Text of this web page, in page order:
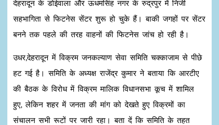
देहरादून के डोईवाला और ऊधमसिंह नगर के रुद्रपुर में निजी
सहभागिता से फिटनेस सेंटर शुरू हो चुके हैं। बाकी जगहों पर सेंटर
बनने तक पहले की तरह वाहनों की फिटनेस जांच हो रही है।
उधर,देहरादून में विक्रम जनकल्याण सेवा समिति चक्काजाम से पीछे
हट गई है। समिति के अध्यक्ष राजेंद्र कुमार ने बताया कि आरटीए
की बैठक के विरोध में विक्रम मालिक विधानसभा कूच में शामिल
हुए, लेकिन शहर में जनता की मांग को देखते हुए विक्रमों का
संचालन सभी रूटों पर जारी रहा। बता दें कि समिति के तहत